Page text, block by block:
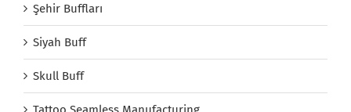
Şehir Buffları
Siyah Buff
Skull Buff